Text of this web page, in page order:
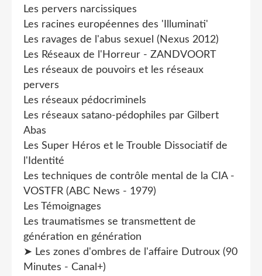
Les pervers narcissiques
Les racines européennes des 'Illuminati'
Les ravages de l'abus sexuel (Nexus 2012)
Les Réseaux de l'Horreur - ZANDVOORT
Les réseaux de pouvoirs et les réseaux
pervers
Les réseaux pédocriminels
Les réseaux satano-pédophiles par Gilbert
Abas
Les Super Héros et le Trouble Dissociatif de
l'Identité
Les techniques de contrôle mental de la CIA -
VOSTFR (ABC News - 1979)
Les Témoignages
Les traumatismes se transmettent de
génération en génération
➤ Les zones d'ombres de l'affaire Dutroux (90
Minutes - Canal+)